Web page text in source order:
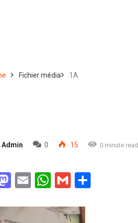
Fichier média 1A
Admin 0 15 0 minute read
Mastodon
EmailWhatsApp
Gmail